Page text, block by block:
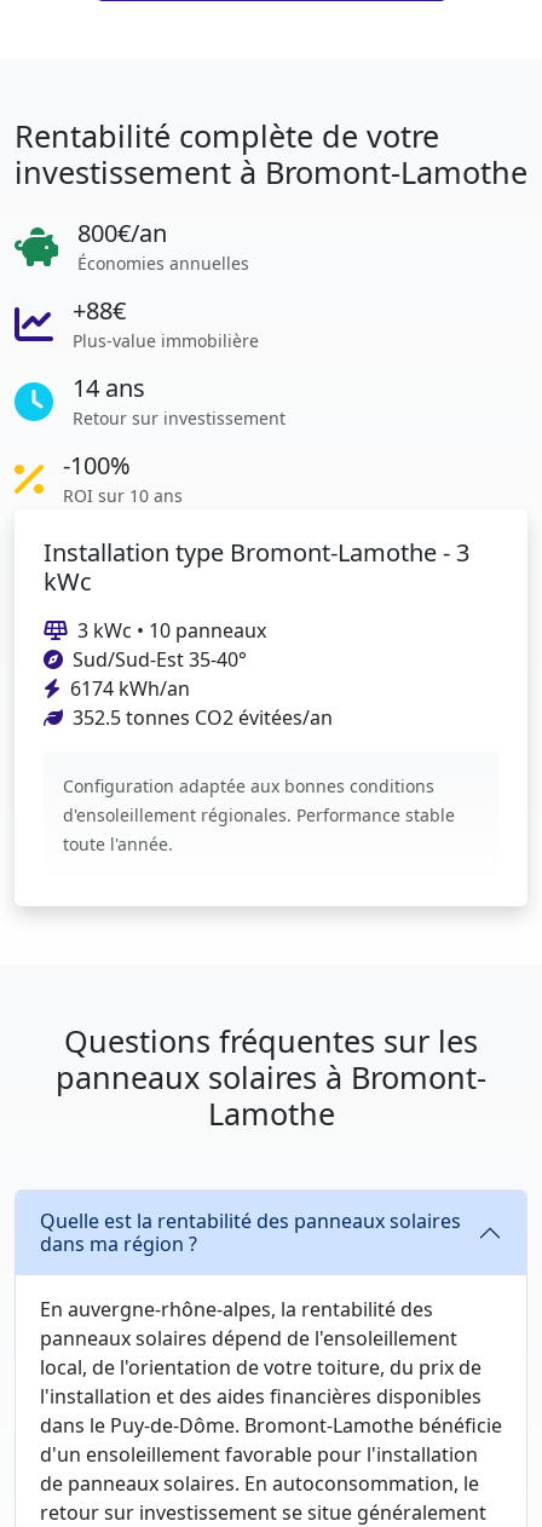
Rentabilité complète de votre
investissement à Bromont-Lamothe
800€/an
Économies annuelles
+88€
Plus-value immobilière
14 ans
Retour sur investissement
-100%
ROI sur 10 ans
Installation type Bromont-Lamothe - 3
kWc
3 kWc • 10 panneaux
Sud/Sud-Est 35-40°
6174 kWh/an
352.5 tonnes CO2 évitées/an
Configuration adaptée aux bonnes conditions
d'ensoleillement régionales. Performance stable
toute l'année.
Questions fréquentes sur les
panneaux solaires à Bromont-
Lamothe
Quelle est la rentabilité des panneaux solaires
dans ma région ?
En auvergne-rhône-alpes, la rentabilité des
panneaux solaires dépend de l'ensoleillement
local, de l'orientation de votre toiture, du prix de
l'installation et des aides financières disponibles
dans le Puy-de-Dôme. Bromont-Lamothe bénéficie
d'un ensoleillement favorable pour l'installation
de panneaux solaires. En autoconsommation, le
retour sur investissement se situe généralement